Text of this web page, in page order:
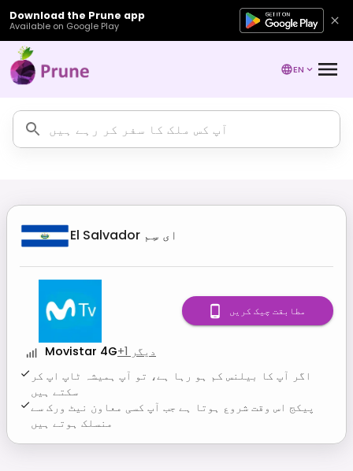
Download the Prune app
Available on Google Play
EN
El Salvador ای سِم
Movistar 4G+1 دیگر
اگر آپ کا بیلنس کم ہو رہا ہے، تو آپ ہمیشہ ٹاپ اپ کر
سکتے ہیں
پیکج اس وقت شروع ہوتا ہے جب آپ کسی معاون نیٹ ورک سے
منسلک ہوتے ہیں
مطابقت چیک کریں